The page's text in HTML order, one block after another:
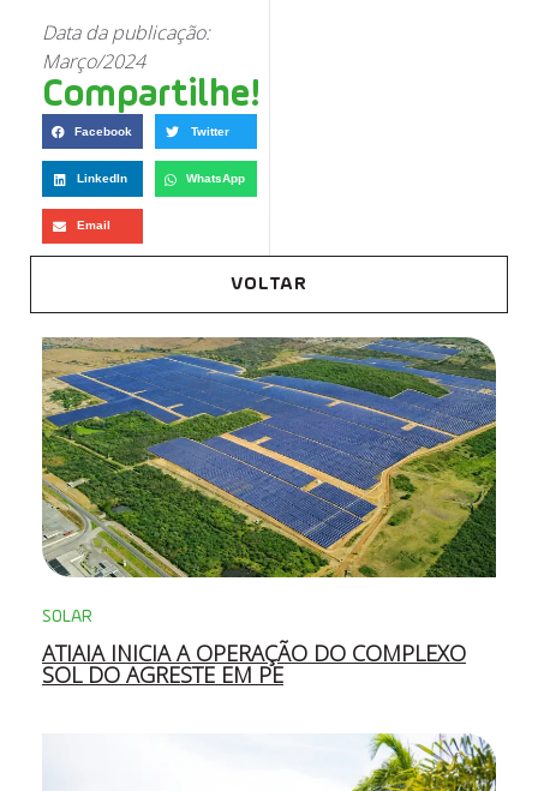
Data da publicação:
Março/2024
Compartilhe!
Facebook Twitter
LinkedIn WhatsApp
Email
VOLTAR
SOLAR
ATIAIA INICIA A OPERAÇÃO DO COMPLEXO
SOL DO AGRESTE EM PE